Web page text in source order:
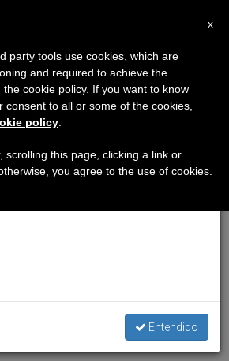
×
7 de agosto haremos la pausa
que en el periodo de verano
informaciones y también el
Entendido
x
party tools use cookies, which are
and required to achieve the
cookie policy. If you want to know
consent to all or some of the cookies,
policy
scrolling this page, clicking a link or
you agree to the use of cookies.